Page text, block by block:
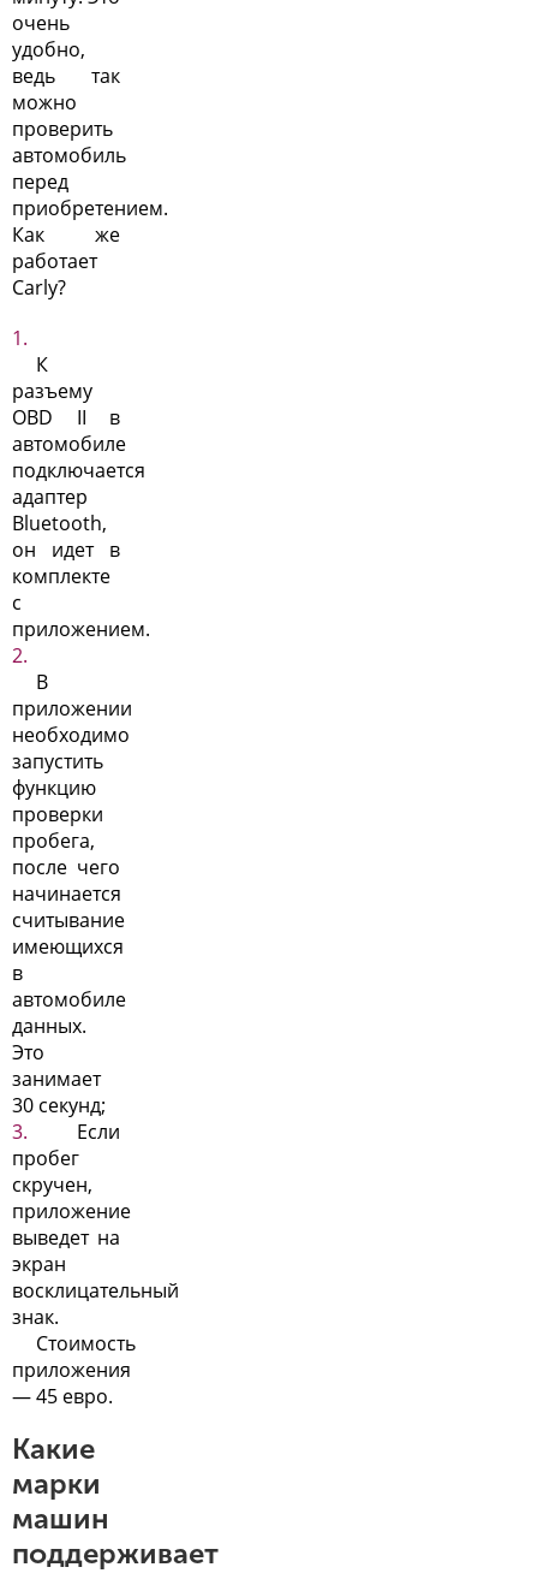
очень
удобно,
ведь так
можно
проверить
автомобиль
перед
приобретением.
Как же
работает
Carly?
К
разъему
OBD II в
автомобиле
подключается
адаптер
Bluetooth,
он идет в
комплекте
с
приложением.
В
приложении
необходимо
запустить
функцию
проверки
пробега,
после чего
начинается
считывание
имеющихся
в
автомобиле
данных.
Это
занимает
30 секунд;
Если
пробег
скручен,
приложение
выведет на
экран
восклицательный
знак.
Стоимость
приложения
— 45 евро.
Какие
марки
машин
поддерживает